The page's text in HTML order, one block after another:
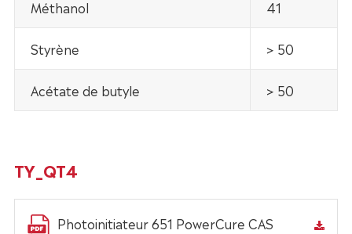
Méthanol 41
Styrène > 50
Acétate de butyle > 50
TY_QT4
Photoinitiateur 651 PowerCure CAS